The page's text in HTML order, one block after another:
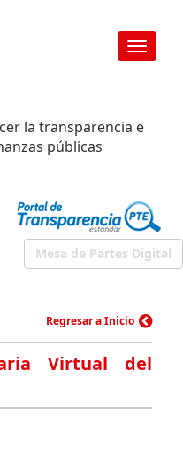
Toggle
la transparencia e
públicas
Mesa de Partes Digital
Regresar a Inicio
Virtual del